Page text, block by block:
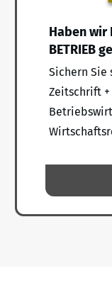
Haben wir
BETRIEB
Sichern Sie
Zeitschrift